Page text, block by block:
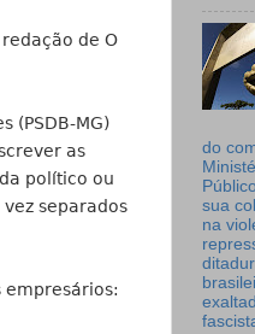
de O
(PSDB-MG)
as
político ou
separados
empresários:
do
sua
na